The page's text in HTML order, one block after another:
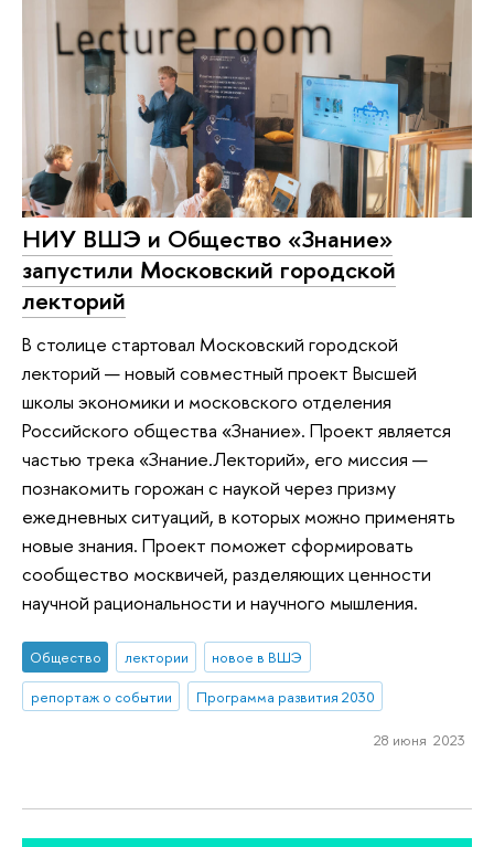
НИУ ВШЭ и Общество «Знание»
запустили Московский городской
лекторий
В столице стартовал Московский городской
лекторий — новый совместный проект Высшей
школы экономики и московского отделения
Российского общества «Знание». Проект является
частью трека «Знание.Лекторий», его миссия —
познакомить горожан с наукой через призму
ежедневных ситуаций, в которых можно применять
новые знания. Проект поможет сформировать
сообщество москвичей, разделяющих ценности
научной рациональности и научного мышления.
Общество лектории
новое в ВШЭ
репортаж о событии
Программа развития 2030
28 июня 2023